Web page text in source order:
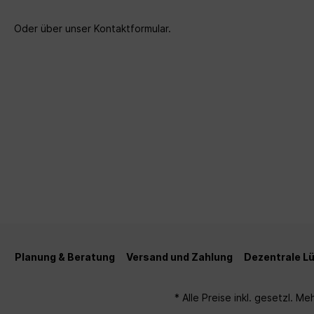
Oder über unser Kontaktformular.
Planung & Beratung Versand und Zahlung Dezentrale
* Alle Preise inkl. gesetzl.